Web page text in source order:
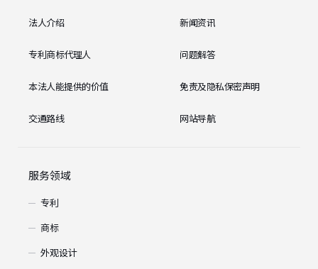
法人介绍 新闻资讯
专利商标代理人 问题解答
本法人能提供的价值 免责及隐私保密声明
交通路线 网站导航
服务领域
专利
商标
外观设计